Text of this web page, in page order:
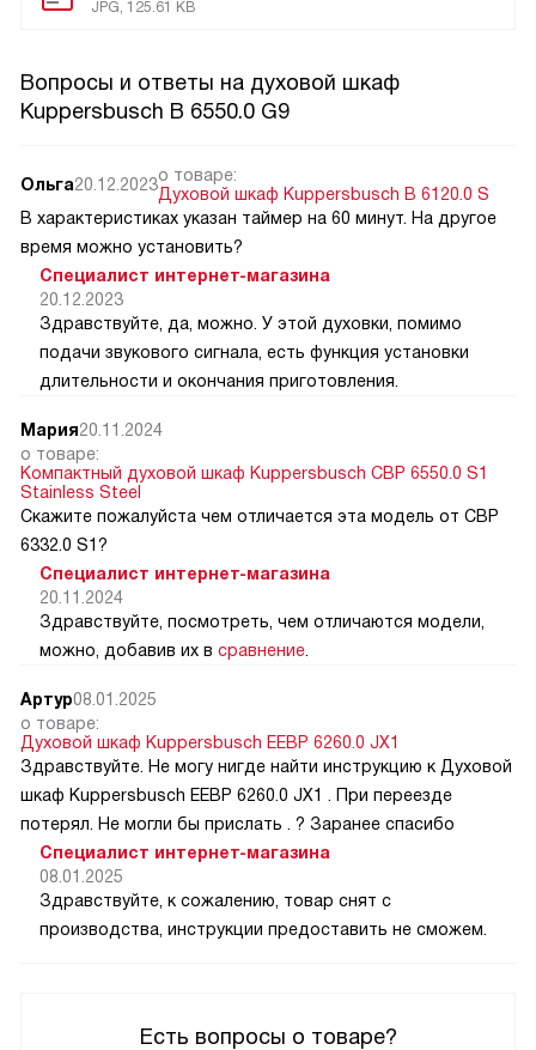
JPG, 125.61 KB
Вопросы и ответы на духовой шкаф
Kuppersbusch B 6550.0 G9
Есть вопросы о товаре?
Ольга20.12.2023о товаре:
Духовой шкаф Kuppersbusch B 6120.0 S
В характеристиках указан таймер на 60 минут. На другое
время можно установить?
Специалист интернет-магазина
20.12.2023
Здравствуйте, да, можно. У этой духовки, помимо
подачи звукового сигнала, есть функция установки
длительности и окончания приготовления.
Мария20.11.2024
о товаре:
Компактный духовой шкаф Kuppersbusch CBP 6550.0 S1
Stainless Steel
Скажите пожалуйста чем отличается эта модель от CВP
6332.0 S1?
Специалист интернет-магазина
20.11.2024
Здравствуйте, посмотреть, чем отличаются модели,
можно, добавив их в сравнение
Артур08.01.2025
о товаре:
Духовой шкаф Kuppersbusch EEBP 6260.0 JX1
Здравствуйте. Не могу нигде найти инструкцию к Духовой
шкаф Kuppersbusch EEBP 6260.0 JX1 . При переезде
потерял. Не могли бы прислать . ? Заранее спасибо
Специалист интернет-магазина
08.01.2025
Здравствуйте, к сожалению, товар снят с
производства, инструкции предоставить не сможем.